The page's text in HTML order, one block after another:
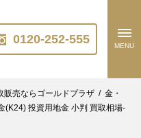
0120-252-555 MENU
販売ならゴールドプラザ / 金・
(K24) 投資用地金 小判 買取相場-